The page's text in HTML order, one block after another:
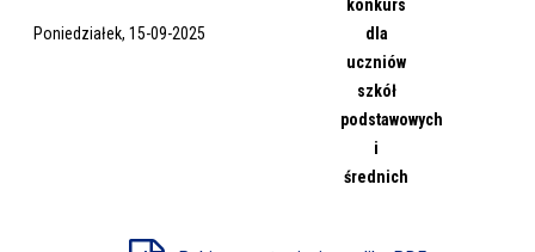
Miejsce
Poniedziałek, 15-09-2025
konkurs
dla
uczniów
szkół
podstawowych
i
średnich